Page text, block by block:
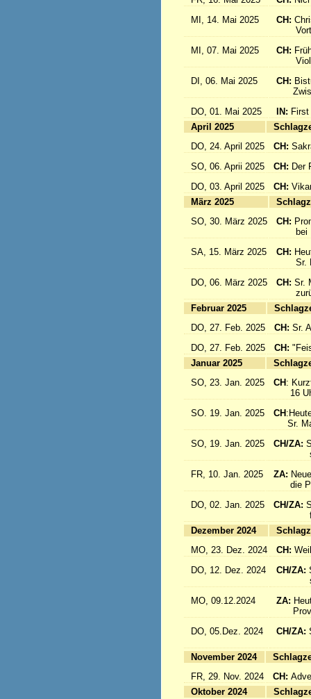
MI, 14. Mai 2025
CH:
MI, 07. Mai 2025
CH:
DI, 06. Mai 2025
CH:
DO, 01. Mai 2025
IN:
April 2025
DO, 24. April 2025
CH:
SO, 06. Aprii 2025
CH: Der
DO, 03. April 2025
CH:
März 2025
SO, 30. März 2025
CH:
bei
SA, 15. März 2025
CH:
Sr.
DO, 06. März 2025
CH: Sr.
Februar 2025
DO, 27. Feb. 2025
CH: Sr.
DO, 27. Feb. 2025
CH:
Januar 2025
SO, 23. Jan. 2025
CH :
16
SO. 19. Jan. 2025
CH
Sr.
SO, 19. Jan. 2025
CH/ZA:
sind
FR, 10. Jan. 2025
ZA:
die
DO, 02. Jan. 2025
CH/ZA:
Dezember 2024
MO, 23. Dez. 2024
CH:
DO, 12. Dez. 2024
CH/ZA:
MO, 09.12.2024
ZA:
DO, 05.Dez. 2024
CH/ZA:
November 2024
FR, 29. Nov. 2024
CH:
Oktober 2024